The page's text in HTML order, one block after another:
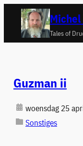
naar
Tales of
Guzman ii
woensdag 25
Sonstiges